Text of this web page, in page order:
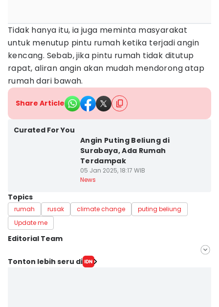
Tidak hanya itu, ia juga meminta masyarakat
untuk menutup pintu rumah ketika terjadi angin
kencang. Sebab, jika pintu rumah tidak ditutup
rapat, aliran angin akan mudah mendorong atap
rumah dari bawah.
Share Article
Curated For You
Angin Puting Beliung di
Surabaya, Ada Rumah
Terdampak
05 Jan 2025, 18:17 WIB
News
Topics
rumah rusak climate change
puting beliung
Update me
Editorial Team
Editor
Tonton lebih seru di